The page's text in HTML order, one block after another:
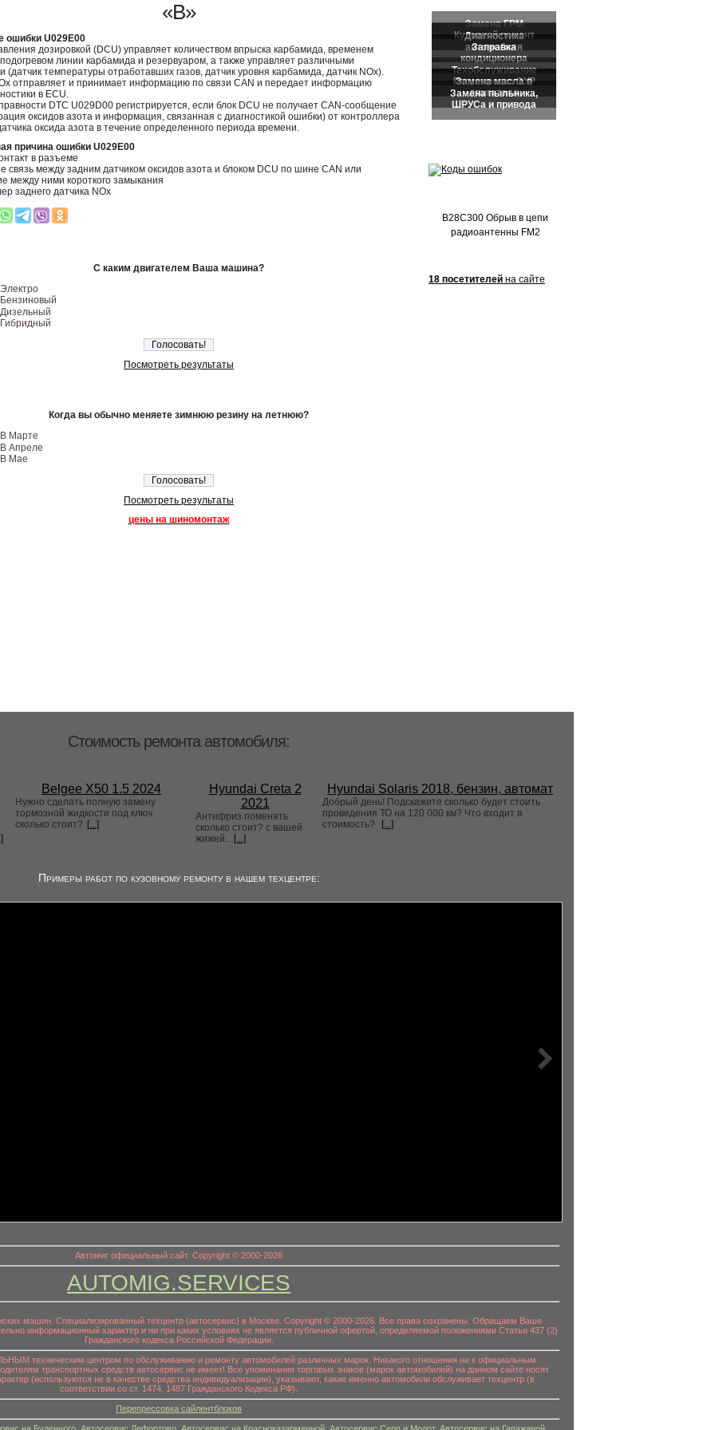
«B»
ошибки U029E00
дозировкой (DCU) управляет количеством впрыска карбамида, временем
линии карбамида и резервуаром, а также управляет различными
(датчик температуры отработавших газов, датчик уровня карбамида, датчик NOx).
отправляет и принимает информацию по связи CAN и передает информацию
в ECU.
DTC U029D00 регистрируется, если блок DCU не получает CAN-сообщение
оксидов азота и информация, связанная с диагностикой ошибки) от контроллера
оксида азота в течение определенного периода времени.
причина ошибки U029E00
в разъеме
связь между задним датчиком оксидов азота и блоком DCU по шине CAN или
между ними короткого замыкания
заднего датчика NOx
С каким двигателем Ваша машина?
Электро
Бензиновый
Дизельный
Гибридный
Посмотреть результаты
Когда вы обычно меняете зимнюю резину на летнюю?
В Марте
В Апреле
В Мае
Посмотреть результаты
цены на шиномонтаж
B28C300 Обрыв в цепи
радиоантенны FM2
18 посетителей на сайте
Стоимость ремонта автомобиля:
Belgee X50 1.5 2024
Нужно сделать полную замену
тормозной жидкости под ключ
сколько стоит? [...]
Hyundai Creta 2
2021
Антифриз поменять
сколько стоит? с вашей
жижей.. [...]
Hyundai Solaris 2018, бензин, автомат
Добрый день! Подскажите сколько будет стоить
проведения ТО на 120 000 км? Что входит в
стоимость?
[...]
Примеры работ по кузовному ремонту в нашем техцентре:
Автомиг официальный сайт. Copyright © 2000-2026
AUTOMIG.SERVICES
машин. Специализированный техцентр (автосервис) в Москве. Copyright © 2000-2026. Все права сохранены. Обращаем Ваше
информационный характер и ни при каких условиях не является публичной офертой, определяемой положениями Статьи 437 (2)
Гражданского кодекса Российской Федерации.
техническим центром по обслуживанию и ремонту автомобилей различных марок. Никакого отношения ни к официальным
транспортных средств автосервис не имеет! Все упоминания торговых знаков (марок автомобилей) на данном сайте носят
(используются не в качестве средства индивидуализации), указывают, какие именно автомобили обслуживает техцентр (в
соответствии со ст. 1474, 1487 Гражданского Кодекса РФ).
Перепрессовка сайлентблоков